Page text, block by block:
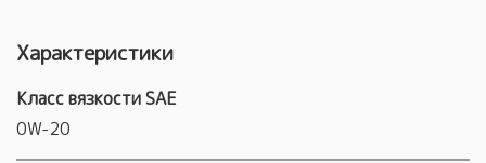
Характеристики
Класс вязкости SAE
0W-20